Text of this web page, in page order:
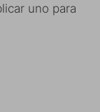
uno para